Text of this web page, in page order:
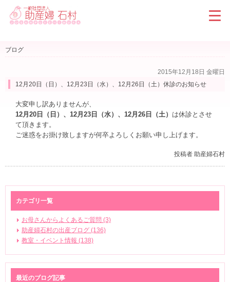
ブログ
2015年12月18日 金曜日
12月20日（日）、12月23日（水）、12月26日（土）休診のお知らせ
大変申し訳ありませんが、
12月20日（日）、12月23日（水）、12月26日（土） は休診とさせ
て頂きます。
ご迷惑をお掛け致しますが何卒よろしくお願い申し上げます。
投稿者 助産婦石村
カテゴリ一覧
お母さんからよくあるご質問 (3)
助産婦石村の出産ブログ (136)
教室・イベント情報 (138)
最近のブログ記事